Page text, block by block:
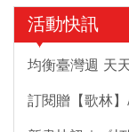
活動快訊
均衡臺灣週 天
訂閱贈【歌林